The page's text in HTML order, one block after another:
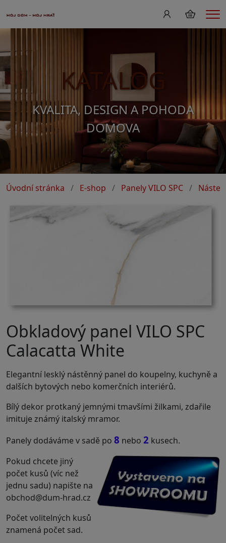
KATALOG
KVALITA, DESIGN A POHODA
DOMOVA
Úvodní stránka E-shop Panely VILO SPC
Obkladový panel VILO SPC
Calacatta White
Elegantní lesklý nástěnný panel do koupelny, kuchyně a
dalších bytových nebo komerčních interiérů.
Bílý dekor protkaný jemnými tmavšími žilkami, zdařile
imituje známý italský mramor.
Panely dodáváme v sadě po 8 nebo 2 kusech.
Pokud chcete jiný
počet kusů (víc než
jednu sadu) napište na
obchod@dum-hrad.cz
Počet volitelných kusů
znamená počet sad.